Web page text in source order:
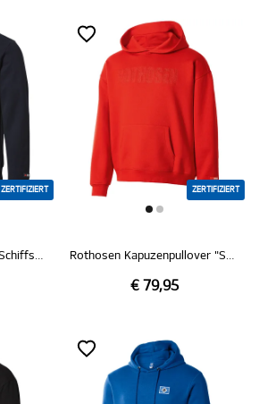
ZERTIFIZIERT
Rothosen Sweatshirt "Schiffsmechaniker"
ZERTIFIZIERT
Rothosen Kapuzenpullover "Seefahrer"
€ 79,95